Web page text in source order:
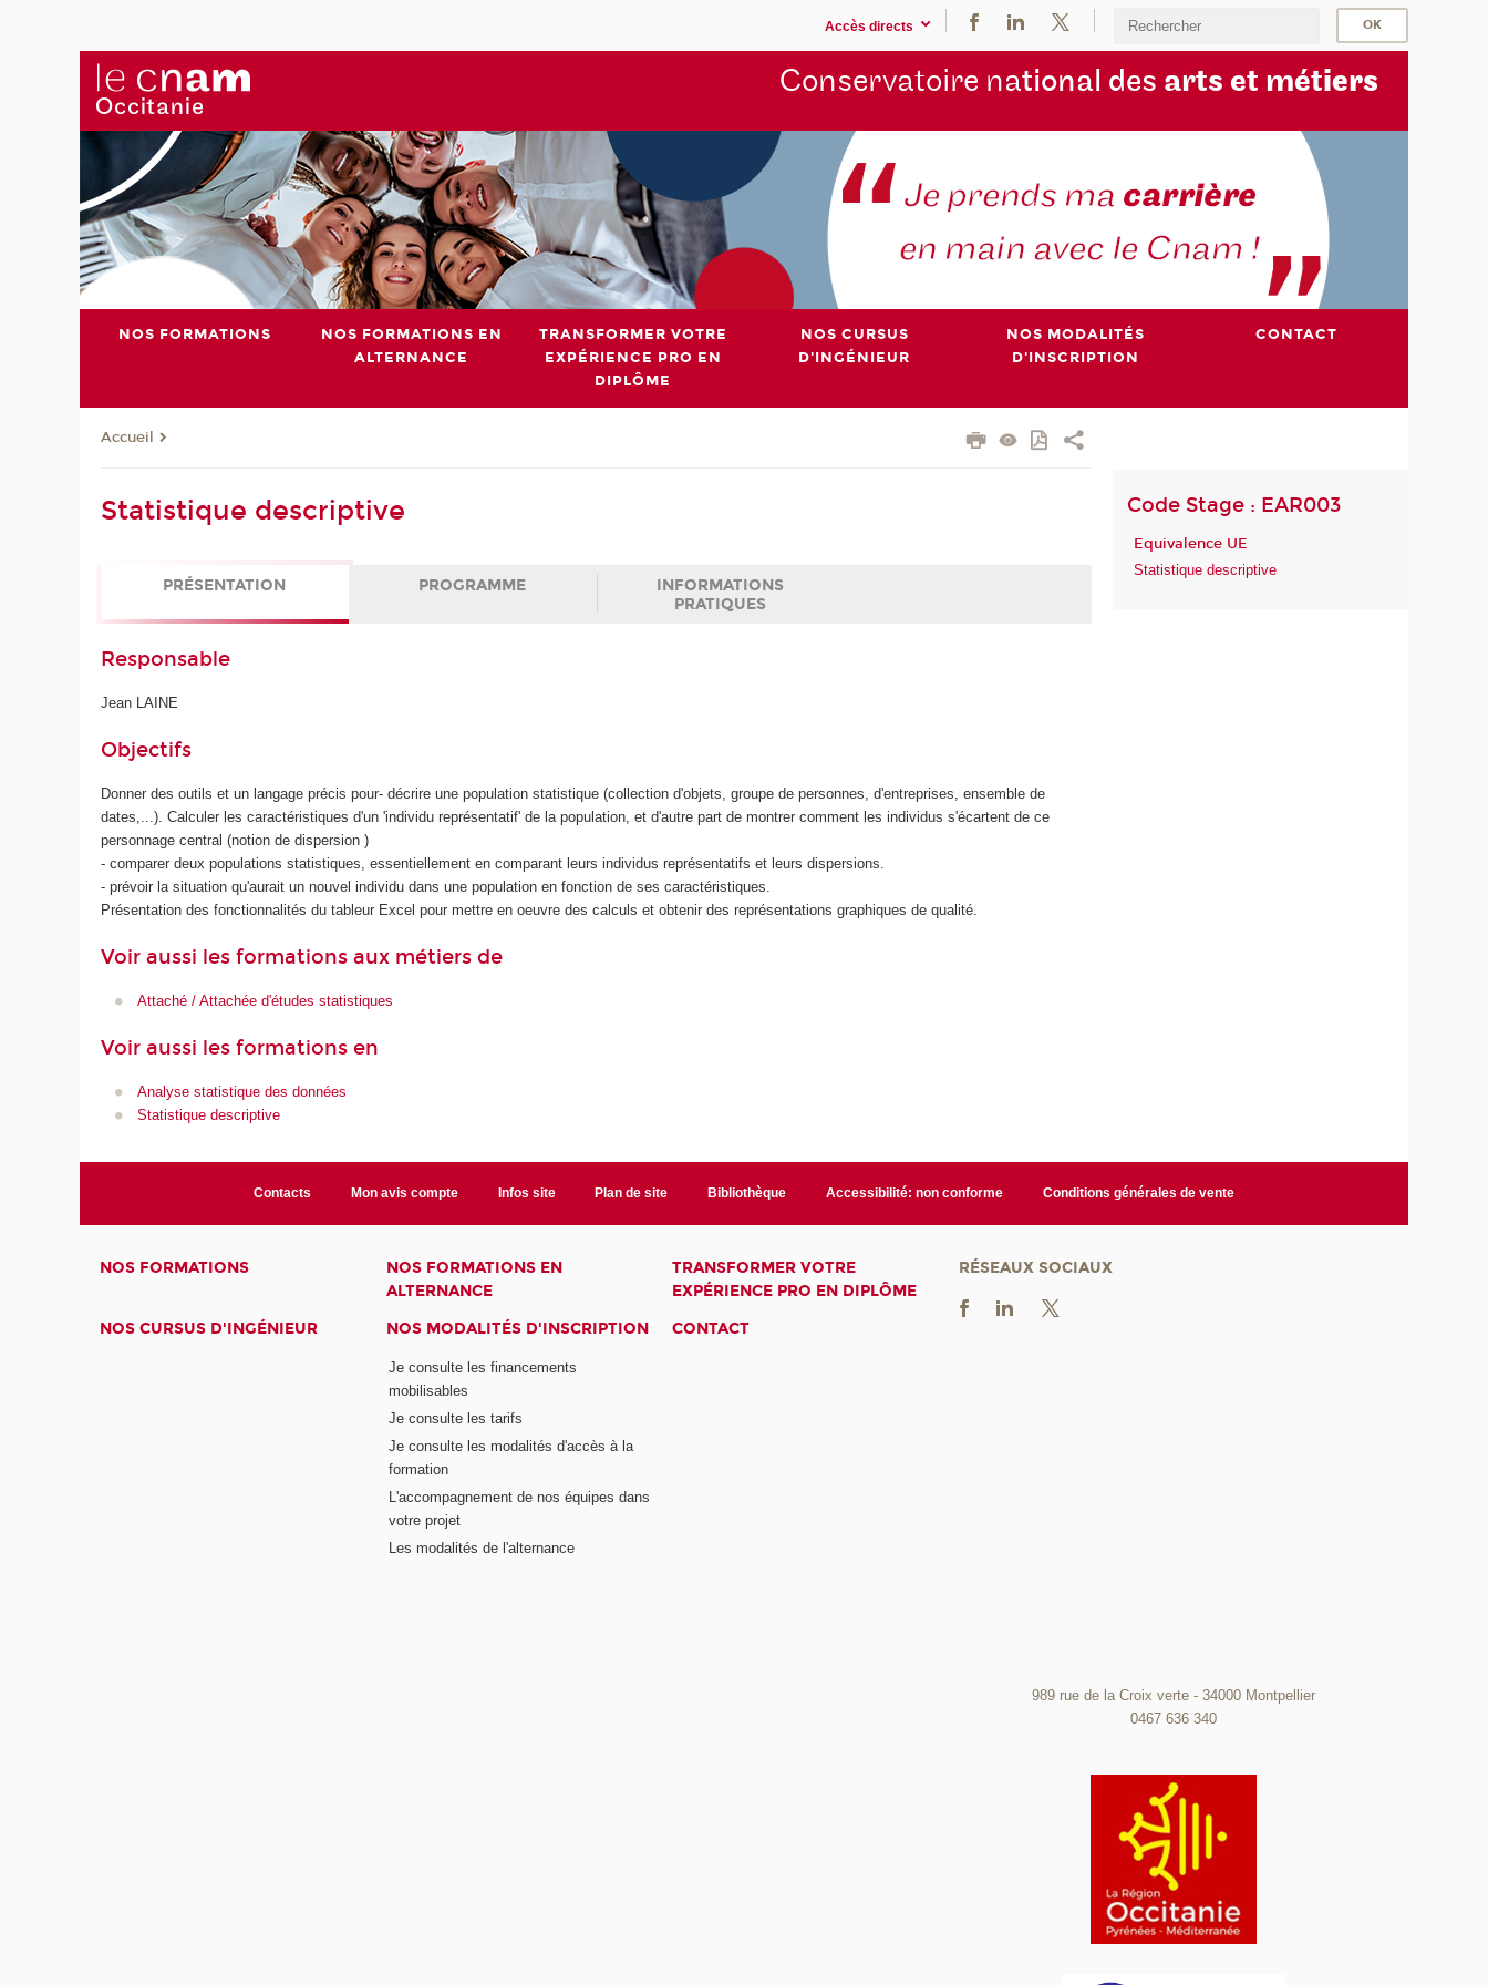
Accès directs
Conservatoire national des arts et métiers
NOS FORMATIONS
NOS FORMATIONS EN
ALTERNANCE
TRANSFORMER VOTRE
EXPÉRIENCE PRO EN
DIPLÔME
NOS CURSUS
D'INGÉNIEUR
NOS MODALITÉS
D'INSCRIPTION
CONTACT
Accueil
Statistique descriptive
PRÉSENTATION PROGRAMME
INFORMATIONS
PRATIQUES
Responsable
Jean LAINE
Objectifs
Donner des outils et un langage précis pour- décrire une population statistique (collection d'objets, groupe de personnes, d'entreprises, ensemble de
dates,...). Calculer les caractéristiques d'un 'individu représentatif' de la population, et d'autre part de montrer comment les individus s'écartent de ce
personnage central (notion de dispersion )
- comparer deux populations statistiques, essentiellement en comparant leurs individus représentatifs et leurs dispersions.
- prévoir la situation qu'aurait un nouvel individu dans une population en fonction de ses caractéristiques.
Présentation des fonctionnalités du tableur Excel pour mettre en oeuvre des calculs et obtenir des représentations graphiques de qualité.
Voir aussi les formations aux métiers de
Attaché / Attachée d'études statistiques
Voir aussi les formations en
Analyse statistique des données
Statistique descriptive
Code Stage : EAR003
Equivalence UE
Statistique descriptive
Contacts Mon avis compte Infos site Plan de site Bibliothèque Accessibilité: non conforme Conditions générales de vente
NOS FORMATIONS
NOS FORMATIONS EN
ALTERNANCE
TRANSFORMER VOTRE
EXPÉRIENCE PRO EN DIPLÔME
NOS CURSUS D'INGÉNIEUR
NOS MODALITÉS D'INSCRIPTION
Je consulte les financements
mobilisables
Je consulte les tarifs
Je consulte les modalités d'accès à la
formation
L'accompagnement de nos équipes dans
votre projet
Les modalités de l'alternance
CONTACT
RÉSEAUX SOCIAUX
989 rue de la Croix verte - 34000 Montpellier
0467 636 340